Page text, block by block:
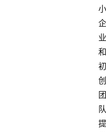
小
企
业
和
初
创
团
队
提